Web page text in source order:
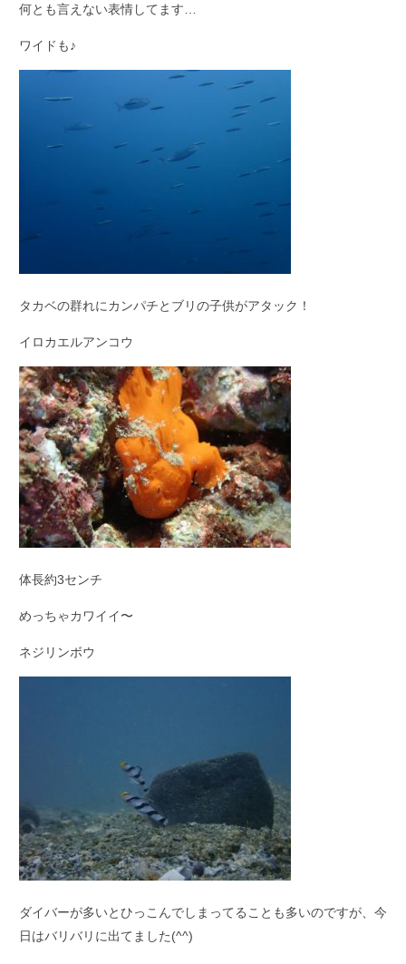
何とも言えない表情してます…
ワイドも♪
タカベの群れにカンパチとブリの子供がアタック！
イロカエルアンコウ
体長約3センチ
めっちゃカワイイ〜
ネジリンボウ
ダイバーが多いとひっこんでしまってることも多いのですが、今
日はバリバリに出てました(^^)